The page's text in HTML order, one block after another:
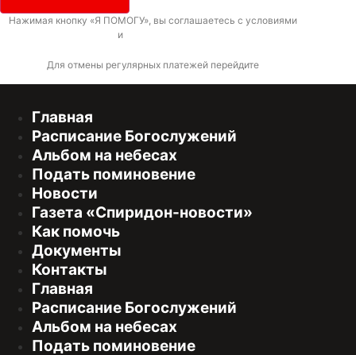
Нажимая кнопку «Я ПОМОГУ», вы соглашаетесь с условиями
и
Для отмены регулярных платежей перейдите
Главная
Расписание Богослужений
Альбом на небесах
Подать поминовение
Новости
Газета «Спиридон-новости»
Как помочь
Документы
Контакты
Главная
Расписание Богослужений
Альбом на небесах
Подать поминовение